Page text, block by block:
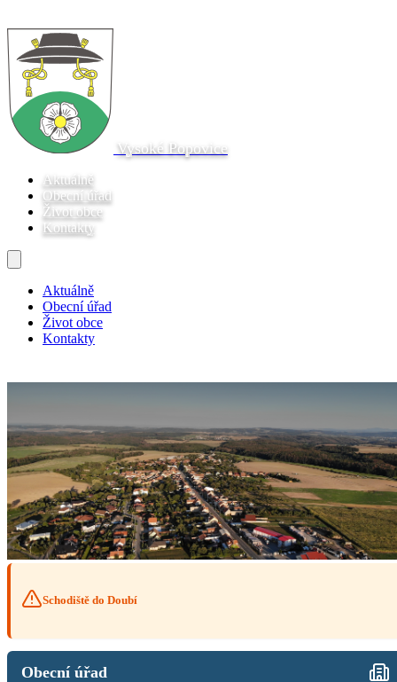
Vysoké Popovice
Aktuálně
Obecní úřad
Život obce
Kontakty
Aktuálně
Obecní úřad
Život obce
Kontakty
Schodiště do Doubí
Obecní úřad